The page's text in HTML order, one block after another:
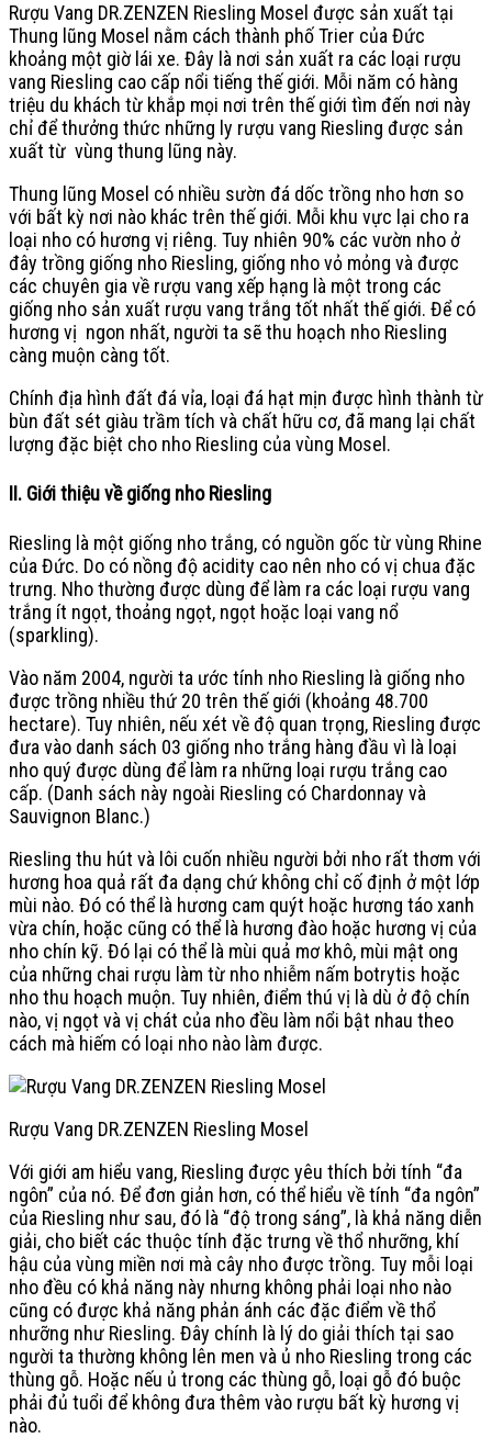
Rượu Vang DR.ZENZEN Riesling Mosel được sản xuất tại
Thung lũng Mosel nằm cách thành phố Trier của Đức
khoảng một giờ lái xe. Đây là nơi sản xuất ra các loại rượu
vang Riesling cao cấp nổi tiếng thế giới. Mỗi năm có hàng
triệu du khách từ khắp mọi nơi trên thế giới tìm đến nơi này
chỉ để thưởng thức những ly rượu vang Riesling được sản
xuất từ vùng thung lũng này.
Thung lũng Mosel có nhiều sườn đá dốc trồng nho hơn so
với bất kỳ nơi nào khác trên thế giới. Mỗi khu vực lại cho ra
loại nho có hương vị riêng. Tuy nhiên 90% các vườn nho ở
đây trồng giống nho Riesling, giống nho vỏ mỏng và được
các chuyên gia về rượu vang xếp hạng là một trong các
giống nho sản xuất rượu vang trắng tốt nhất thế giới. Để có
hương vị ngon nhất, người ta sẽ thu hoạch nho Riesling
càng muộn càng tốt.
Chính địa hình đất đá vỉa, loại đá hạt mịn được hình thành từ
bùn đất sét giàu trầm tích và chất hữu cơ, đã mang lại chất
lượng đặc biệt cho nho Riesling của vùng Mosel.
II. Giới thiệu về giống nho Riesling
Riesling là một giống nho trắng, có nguồn gốc từ vùng Rhine
của Đức. Do có nồng độ acidity cao nên nho có vị chua đặc
trưng. Nho thường được dùng để làm ra các loại rượu vang
trắng ít ngọt, thoảng ngọt, ngọt hoặc loại vang nổ
(sparkling).
Vào năm 2004, người ta ước tính nho Riesling là giống nho
được trồng nhiều thứ 20 trên thế giới (khoảng 48.700
hectare). Tuy nhiên, nếu xét về độ quan trọng, Riesling được
đưa vào danh sách 03 giống nho trắng hàng đầu vì là loại
nho quý được dùng để làm ra những loại rượu trắng cao
cấp. (Danh sách này ngoài Riesling có Chardonnay và
Sauvignon Blanc.)
Riesling thu hút và lôi cuốn nhiều người bởi nho rất thơm với
hương hoa quả rất đa dạng chứ không chỉ cố định ở một lớp
mùi nào. Đó có thể là hương cam quýt hoặc hương táo xanh
vừa chín, hoặc cũng có thể là hương đào hoặc hương vị của
nho chín kỹ. Đó lại có thể là mùi quả mơ khô, mùi mật ong
của những chai rượu làm từ nho nhiễm nấm botrytis hoặc
nho thu hoạch muộn. Tuy nhiên, điểm thú vị là dù ở độ chín
nào, vị ngọt và vị chát của nho đều làm nổi bật nhau theo
cách mà hiếm có loại nho nào làm được.
Rượu Vang DR.ZENZEN Riesling Mosel
Với giới am hiểu vang, Riesling được yêu thích bởi tính “đa
ngôn” của nó. Để đơn giản hơn, có thể hiểu về tính “đa ngôn”
của Riesling như sau, đó là “độ trong sáng”, là khả năng diễn
giải, cho biết các thuộc tính đặc trưng về thổ nhưỡng, khí
hậu của vùng miền nơi mà cây nho được trồng. Tuy mỗi loại
nho đều có khả năng này nhưng không phải loại nho nào
cũng có được khả năng phản ánh các đặc điểm về thổ
nhưỡng như Riesling. Đây chính là lý do giải thích tại sao
người ta thường không lên men và ủ nho Riesling trong các
thùng gỗ. Hoặc nếu ủ trong các thùng gỗ, loại gỗ đó buộc
phải đủ tuổi để không đưa thêm vào rượu bất kỳ hương vị
nào.